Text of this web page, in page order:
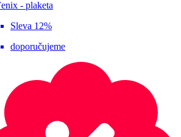
Sleva 12%
doporučujeme